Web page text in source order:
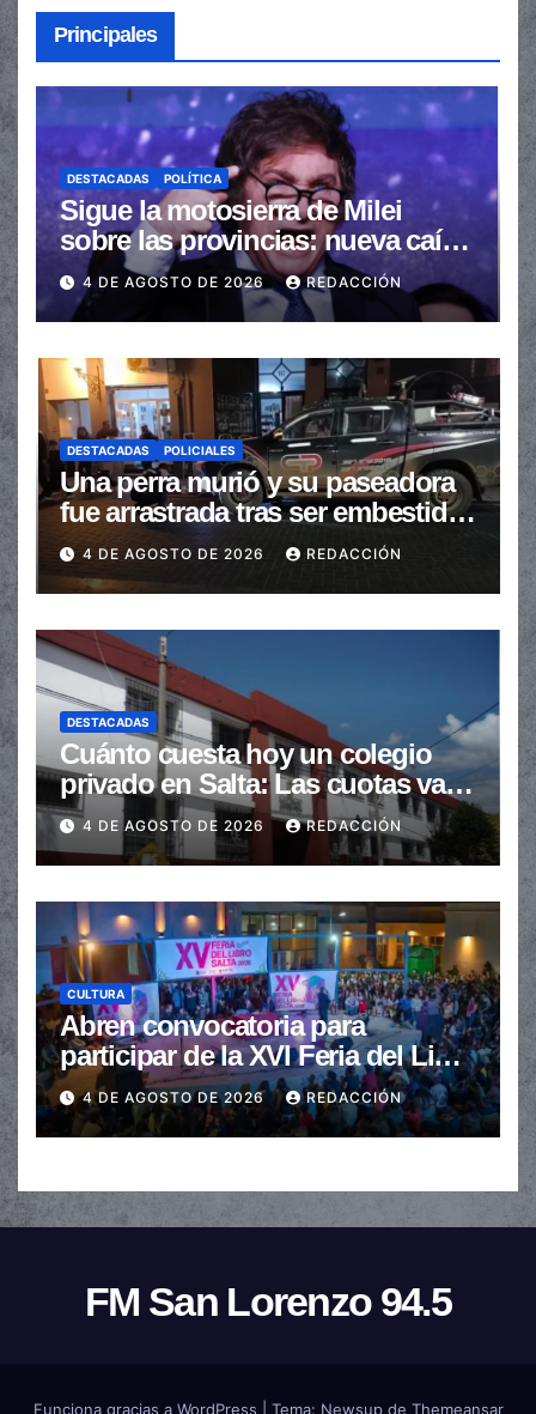
Principales
DESTACADAS POLÍTICA
Sigue la motosierra de Milei
sobre las provincias: nueva caída
de las transferencias no
automáticas
4 DE AGOSTO DE 2026 REDACCIÓN
DESTACADAS POLICIALES
Una perra murió y su paseadora
fue arrastrada tras ser embestidas
en la senda peatonal
4 DE AGOSTO DE 2026 REDACCIÓN
DESTACADAS
Cuánto cuesta hoy un colegio
privado en Salta: Las cuotas van
de $110.000 a más de $600.000
4 DE AGOSTO DE 2026 REDACCIÓN
CULTURA
Abren convocatoria para
participar de la XVI Feria del Libro
de Salta
4 DE AGOSTO DE 2026 REDACCIÓN
FM San Lorenzo 94.5
Funciona gracias a WordPress Tema: Newsupde Themeansar